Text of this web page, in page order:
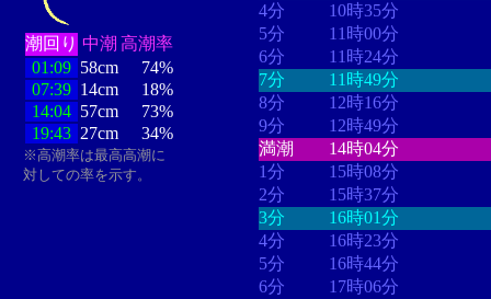
潮回り 中潮 高潮率
01:09 58cm
74%
07:39 14cm
18%
14:04 57cm
73%
19:43 27cm 34%
※高潮率は最高高潮に
対しての率を示す。
4分
10時35分
5分
11時00分
6分
11時24分
7分
11時49分
8分
12時16分
9分
12時49分
満潮
14時04分
1分
15時08分
2分
15時37分
3分
16時01分
4分
16時23分
5分
16時44分
6分
17時06分